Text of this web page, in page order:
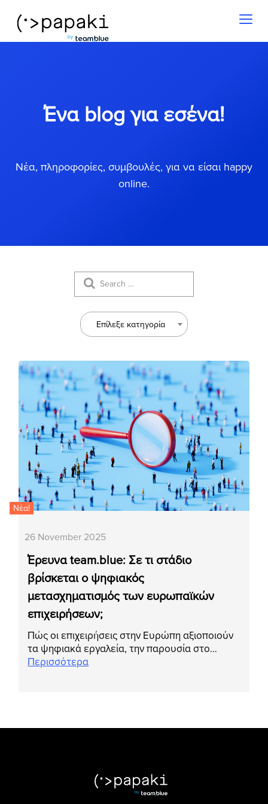
Ένα blog για εσένα!
Νέα, πληροφορίες, συμβουλές, για να είσαι happy
online.
Επίλεξε κατηγορία
Νέα!
26 November 2025
Έρευνα team.blue: Σε τι στάδιο
βρίσκεται ο ψηφιακός
μετασχηματισμός των ευρωπαϊκών
επιχειρήσεων;
Πώς οι επιχειρήσεις στην Ευρώπη αξιοποιούν
τα ψηφιακά εργαλεία, την παρουσία στο…
Περισσότερα